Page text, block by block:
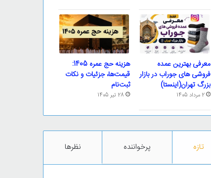
معرفی بهترین عمده
فروشی های جوراب در بازار
بزرگ تهران(اینستا)
2 مرداد 1405
هزینه حج عمره 1405:
قیمت‌ها، جزئیات و نکات
ثبت‌نام
28 تیر 1405
تازه پرخواننده نظرها